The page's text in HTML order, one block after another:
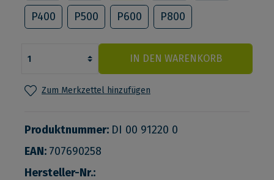
P400 P500 P600 P800
IN DEN WARENKORB
Zum Merkzettel hinzufügen
Produktnummer: DI 00 91220 0
EAN: 707690258
Hersteller-Nr.: